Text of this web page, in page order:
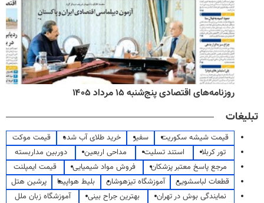
روزنامه‌های اقتصادی پنج‌شنبه ۱۵ مرداد ۱۴۰۵
تبلیغات
قیمت شیشه سکوریت سفیر خرید طلای آب شده
قیمت موکت
تور کربلا
استند تسلیت مداحی اربعین
دوربین مداربسته
مرجع پاسخ معتبر پزشکان
فروش مواد شیمیایی
قیمت ایمپلنت
قطعات لباسشویی
آموزشگاه تیزهوشان بلیط هواپیما
پرشین هتل
نمایندگی بوش در تهران
بهترین جراح بینی
آموزشگاه زبان ملل